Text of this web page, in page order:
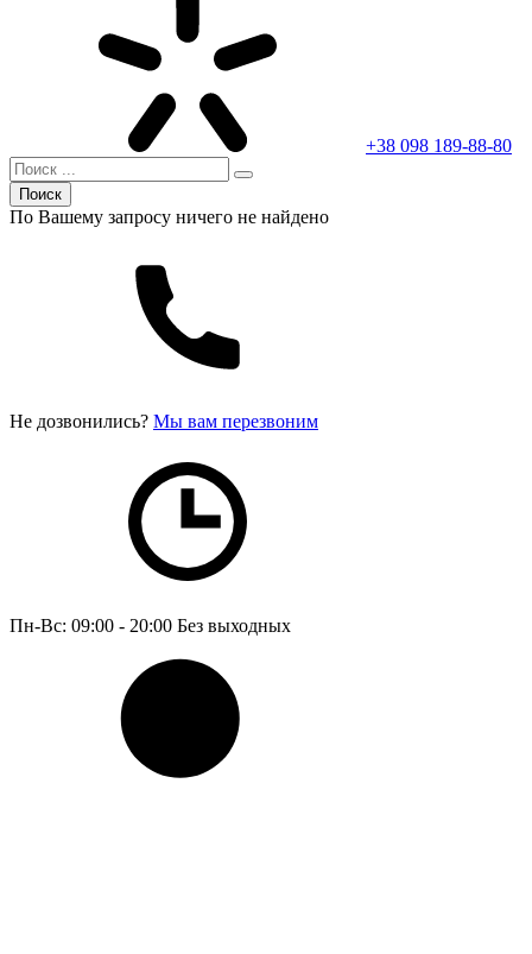
+38 098 189-88-80
Поиск
По Вашему запросу ничего не найдено
Не дозвонились? Мы вам перезвоним
Пн-Вс: 09:00 - 20:00 Без выходных